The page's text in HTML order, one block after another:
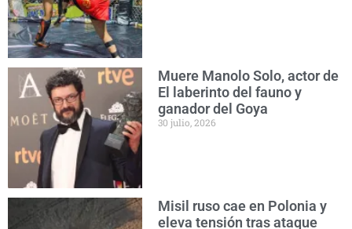
Muere Manolo Solo, actor de
El laberinto del fauno y
ganador del Goya
30 julio, 2026
Misil ruso cae en Polonia y
eleva tensión tras ataque